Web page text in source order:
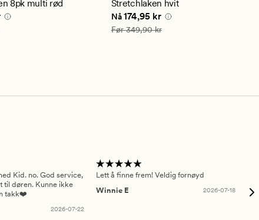
8pk multi rød
kr
vurdering
på
4.5
Stretchlaken hvit
Nåværende pris
Nå 174,95 kr
Vanlig pris 349,90 kr
Før349,90 kr
Kid. no. God service,
til døren. Kunne ikke
takk❤️
2026-07-22
Lett å finne frem! Veldig fornøyd
Winnie E
2026-07-18